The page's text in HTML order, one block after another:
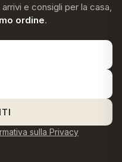
e consigli per la casa,
ordine.
sulla Privacy